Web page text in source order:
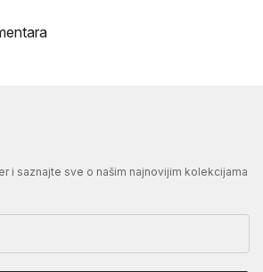
i saznajte sve o našim najnovijim kolekcijama